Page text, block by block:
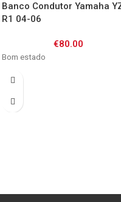
Banco Condutor Yamaha
R1 04-06
€80.00
Bom estado